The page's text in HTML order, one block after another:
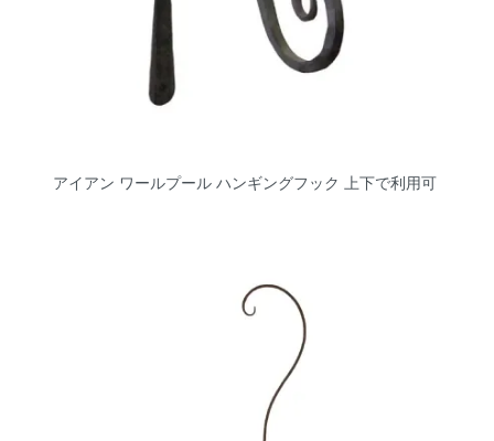
アイアン ワールプール ハンギングフック 上下で利用可